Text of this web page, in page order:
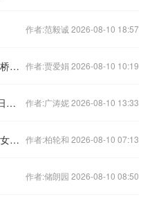
作者:范毅诚 2026-08-10 18:57
各地政法单位坚持和发展新时代“枫桥经验” 作者:贾爱娟 2026-08-10 10:19
冬奥早报丨女子冰球中国今日迎战日本 单板滑雪小将苏翊鸣亮相 作者:广涛妮 2026-08-10 13:33
大胆预测！8月8日WTT横滨冠军赛女单1/4决赛，国乒仅1人能进四强 作者:柏轮和 2026-08-10 07:13
作者:储朗园 2026-08-10 08:50